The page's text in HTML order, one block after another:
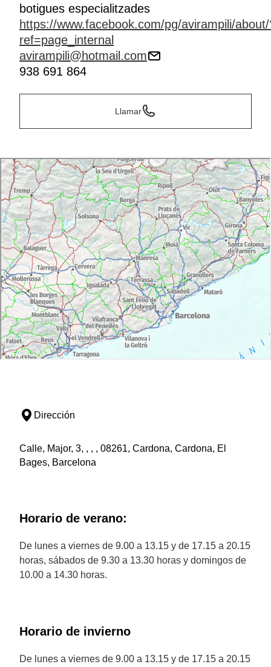
botigues especialitzades
https://www.facebook.com/pg/avirampili/
ref=page_internal
avirampili@hotmail.com
938 691 864
Llamar
Dirección
Calle, Major, 3, , , , 08261, Cardona, Cardona, El
Bages, Barcelona
Horario de verano:
De lunes a viernes de 9.00 a 13.15 y de 17.15 a 20.15
horas, sábados de 9.30 a 13.30 horas y domingos de
10.00 a 14.30 horas.
Horario de invierno
De lunes a viernes de 9.00 a 13.15 y de 17.15 a 20.15